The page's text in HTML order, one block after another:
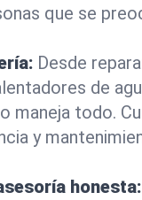
que se
Desde
de
maneja todo.
y
honesta: